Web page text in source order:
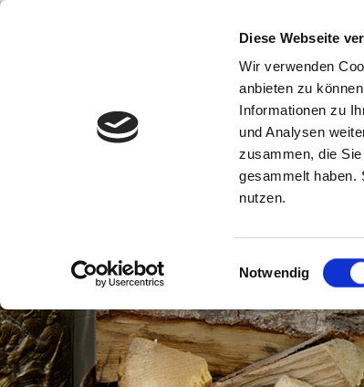
Diese Webseite
Wir verwenden
anbieten zu
Informationen zu
und Analysen
zusammen, die
gesammelt haben.
nutzen.
Notwendig